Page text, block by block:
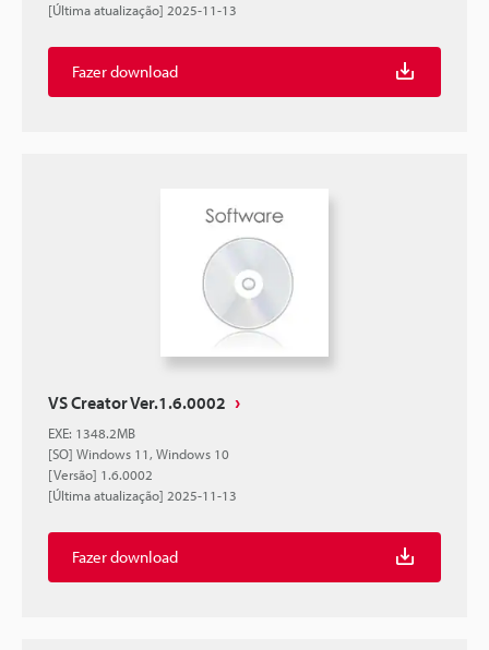
[Última atualização] 2025-11-13
Fazer download
VS Creator Ver.1.6.0002
EXE: 1348.2MB
[SO] Windows 11, Windows 10
[Versão] 1.6.0002
[Última atualização] 2025-11-13
Fazer download